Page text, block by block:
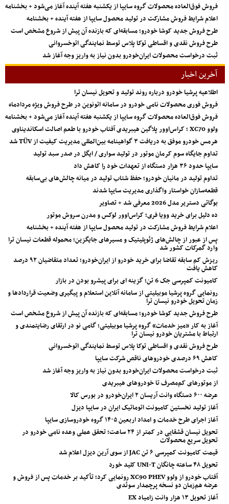
فروش فوق‌العاده محصولات گروه سایپا از یکشنبه هفته آینده آغاز می‌شود + بخشنامه
اعلام شرایط فروش مشارکت در تولید محصول سایپا از هفته آینده + بخشنامه
طرح فروش جدید کوشا خودرو؛ مسابقه‌ای که بازنده آن پیش از شروع مشخص است
طرح فروش نقدی و اقساطی توکا پلاس توسط نمایندگی اتوخسروانی
ثبت درخواست محصولات ایران‌خودرو بدون نیاز به واریز وجه آغاز شد
آخرین اخبار
اطلاعیه پرشیا خودرو درباره روند تولید و تحویل نیسان ترا
فروش فوری محصولات نامی خودرو در سامانه اتونوین در طرح فروش ویژه مردادماه
فروش فوق‌العاده محصولات گروه سایپا از یکشنبه هفته آینده آغاز می‌شود + بخشنامه
ولوو XC70 ؛ کراس‌اوور پلاگین هیبریدی آفتاب خودرو با طعم اصالت اسکاندیناوی
هرمس خودرو موفق به دریافت ۳ گواهینامه بین‌المللی مدیریت کیفیت از TÜV شد
تداوم جایگاه سوم کرمان موتور در تولید سواری / ایگل در صدر سبد تولید
سایپا حدود ۳۶ هزار دستگاه از تعهدات خود را کاهش داد
تداوم تولید در مانیان خودرو؛ حفظ شتاب تولید در میانه چالش‌های بی‌سابقه
قطعه‌سازان خواستار واگذاری مدیریت سایپا شدند
بوگاتی دستریر مدل 2026 معرفی شد + تصاویر
ده دلیل برای خرید وویا فری؛ کراس‌اوور لوکس و مدرن سروش موتور
اعلام شرایط فروش مشارکت در تولید محصول سایپا از هفته آینده + بخشنامه
پس از عبور از چالش‌های ژئوپلیتیک و مسیرهای جایگزین؛ محموله قطعات نیسان ترا
وارد گمرکات کشور شد
ریزش کم‌ سابقه تقاضا برای خرید خودرو از ایران‌خودرو؛ تعداد متقاضیان ۹۲ درصد
کاهش یافت
کامیونت کمپرسی جک 6 تن؛ گزینه ای برای پیشرو بودن در بازار
رونمایی گروه پرشیا موبیلیتی از سامانه آنلاین استعلام و پیگیری وضعیت قراردادها و
زمان تحویل خودرو نیسان ترا
طرح فروش جدید کوشا خودرو؛ مسابقه‌ای که بازنده آن پیش از شروع مشخص است
آغاز به کار «میز خدمات» گروه پرشیا موبیلیتی؛ گامی نو در ارتقای رضایتمندی و
ارتباط با مشتریان خودرو نیسان ترا
طرح فروش نقدی و اقساطی توکا پلاس توسط نمایندگی اتوخسروانی
کاهش ۶۹ درصدی خودروهای ناقص شرکت سایپا
ثبت درخواست محصولات ایران‌خودرو بدون نیاز به واریز وجه آغاز شد
از موتورهای کم‌مصرف تا خودروهای هیبریدی
عرضه ۶۰۰ دستگاه وانت آریسان ۲ ایران‌خودرو در بورس کالا
آغاز تولید نخستین کامیونت اتوماتیک ایران در سایپا دیزل
آغاز اجرای طرح خدمات و امداد اربعین ۱۴۰۵ گروه خودروسازی سایپا
تحویل نیسان قشقایی در کمتر از ۲۴ ساعت؛ تحقق عملی وعده نامی خودرو در
تحویل سریع محصولات
قیمت کامیونت کمپرسی ۶ تن JAC از سوی آرین دیزل اعلام شد
تحویل ۴۸ ساعته چانگان UNI-T کلید خورد
آفتاب خودرو از ولوو XC90 PHEV رونمایی کرد؛ تأکید بر خدمات پس از فروش و
عرضه هم‌زمان دو نسخه پرچمدار سوئدی
آغاز تحویل ۱۳ هزار وانت زامیاد EX